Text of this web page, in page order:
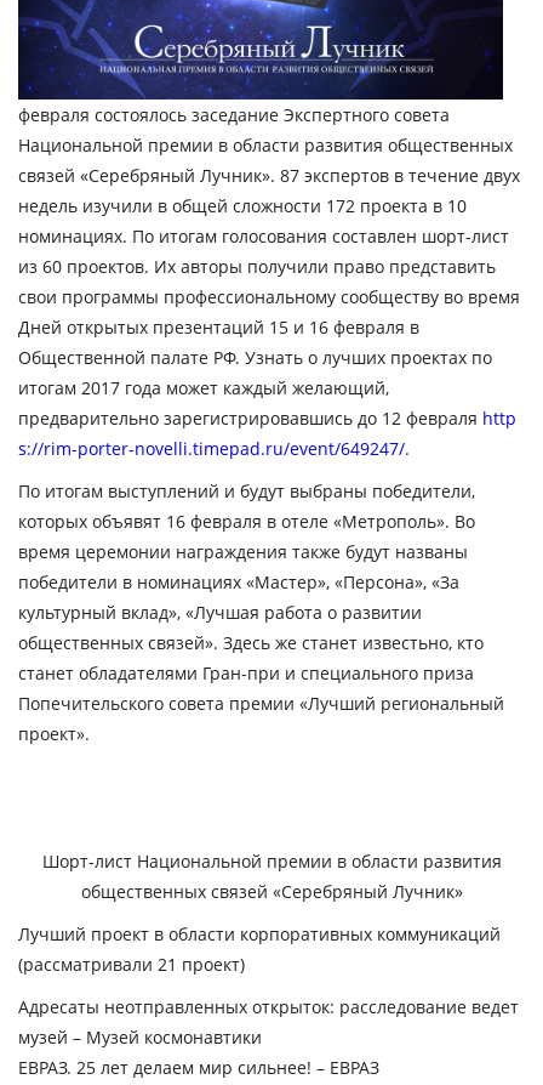
февраля состоялось заседание Экспертного совета
Национальной премии в области развития общественных
связей «Серебряный Лучник». 87 экспертов в течение двух
недель изучили в общей сложности 172 проекта в 10
номинациях. По итогам голосования составлен шорт-лист
из 60 проектов. Их авторы получили право представить
свои программы профессиональному сообществу во время
Дней открытых презентаций 15 и 16 февраля в
Общественной палате РФ. Узнать о лучших проектах по
итогам 2017 года может каждый желающий,
предварительно зарегистрировавшись до 12 февраля http
s://rim-porter-novelli.timepad.ru/event/649247/.
По итогам выступлений и будут выбраны победители,
которых объявят 16 февраля в отеле «Метрополь». Во
время церемонии награждения также будут названы
победители в номинациях «Мастер», «Персона», «За
культурный вклад», «Лучшая работа о развитии
общественных связей». Здесь же станет известьно, кто
станет обладателями Гран-при и специального приза
Попечительского совета премии «Лучший региональный
проект».
Шорт-лист Национальной премии в области развития
общественных связей «Серебряный Лучник»
Лучший проект в области корпоративных коммуникаций
(рассматривали 21 проект)
Адресаты неотправленных открыток: расследование ведет
музей – Музей космонавтики
ЕВРАЗ. 25 лет делаем мир сильнее! – ЕВРАЗ